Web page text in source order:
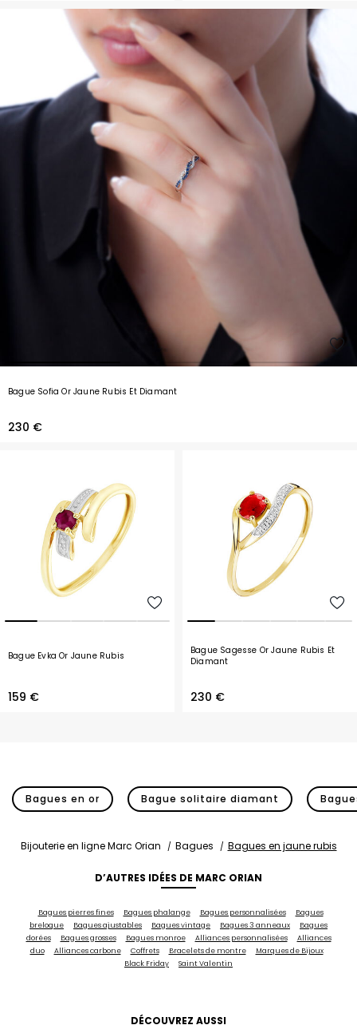
Bague Sofia Or Jaune Rubis Et Diamant
230 €
Bague Evka Or Jaune Rubis
159 €
Bague Sagesse Or Jaune Rubis Et
Diamant
230 €
Bagues en or Bague solitaire diamant
Bijouterie en ligne Marc Orian Bagues Bagues en jaune rubis
D’AUTRES IDÉES DE MARC ORIAN
Bagues pierres fines Bagues phalange Bagues personnalisées
Bagues
breloque
Bagues ajustables Bagues vintage Bagues 3 anneaux
Bagues
dorées
Bagues grosses Bagues monroe Alliances personnalisées
Alliances
duo
Alliances carbone Coffrets Bracelets de montre
Marques de Bijoux
Black Friday
Saint Valentin
DÉCOUVREZ AUSSI